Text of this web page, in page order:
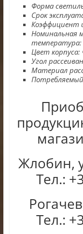
Форма
Срок
Коэффициент
Номинальная
температура:
Цвет корпуса:
Угол
Материал
Жлобин,
Тел.:
Тел.: